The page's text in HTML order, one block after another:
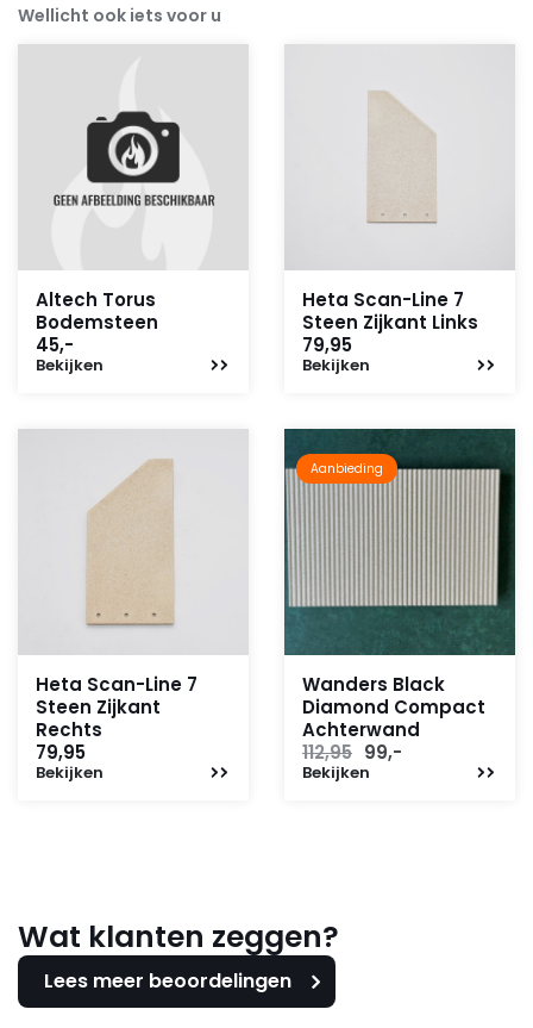
Wellicht ook iets voor u
Altech Torus
Bodemsteen
45,-
Bekijken
Heta Scan-Line 7
Steen Zijkant Links
79,95
Bekijken
Heta Scan-Line 7
Steen Zijkant
Rechts
79,95
Bekijken
Aanbieding
Wanders Black
Diamond Compact
Achterwand
112,95 Oorspronkelijke
prijs
99,-
Bekijken
Wat klanten zeggen?
Lees meer beoordelingen